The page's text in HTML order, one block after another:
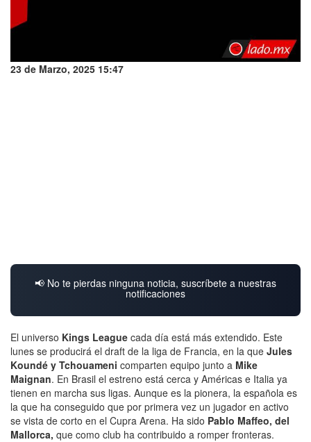
23 de Marzo, 2025 15:47
📢 No te pierdas ninguna noticia, suscríbete a nuestras
notificaciones
El universo Kings League cada día está más extendido. Este
lunes se producirá el draft de la liga de Francia, en la que Jules
Koundé y Tchouameni comparten equipo junto a Mike
Maignan. En Brasil el estreno está cerca y Américas e Italia ya
tienen en marcha sus ligas. Aunque es la pionera, la española es
la que ha conseguido que por primera vez un jugador en activo
se vista de corto en el Cupra Arena. Ha sido Pablo Maffeo, del
Mallorca, que como club ha contribuido a romper fronteras.